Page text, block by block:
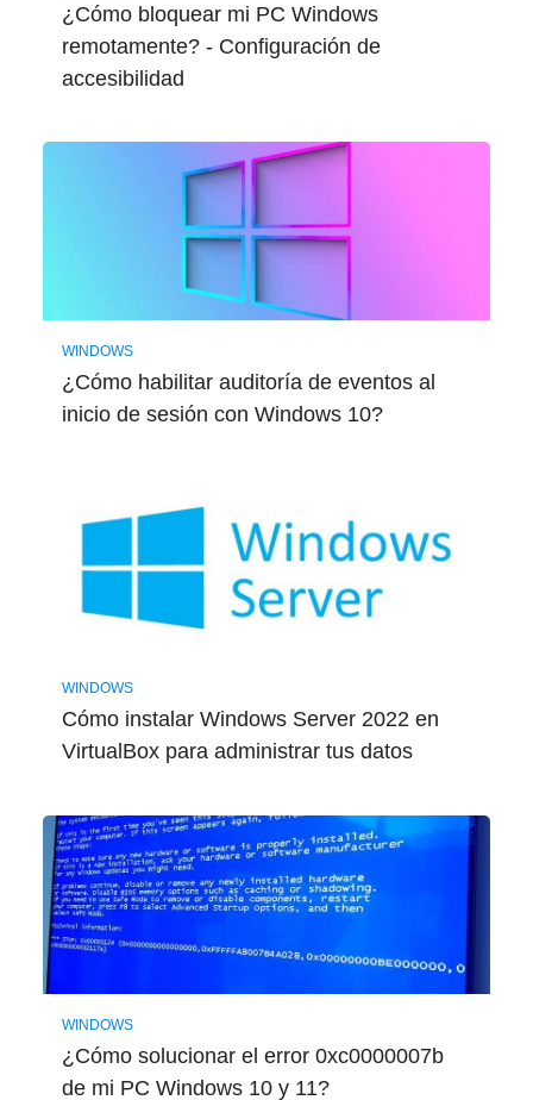
¿Cómo bloquear mi PC Windows
remotamente? - Configuración de
accesibilidad
WINDOWS
¿Cómo habilitar auditoría de eventos al
inicio de sesión con Windows 10?
WINDOWS
Cómo instalar Windows Server 2022 en
VirtualBox para administrar tus datos
WINDOWS
¿Cómo solucionar el error 0xc0000007b
de mi PC Windows 10 y 11?